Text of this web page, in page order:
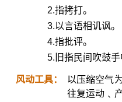
2.指拷打。
3.以言语相讥讽。
4.指批评。
5.旧指民间吹鼓手
风动工具：
以压缩空气
往复运动﹑